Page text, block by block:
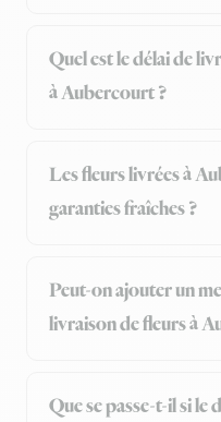
Quel est le délai de
à Aubercourt ?
Les fleurs livrées à
garanties fraîches ?
Peut-on ajouter un
livraison de fleurs à
Que se passe-t-il si le